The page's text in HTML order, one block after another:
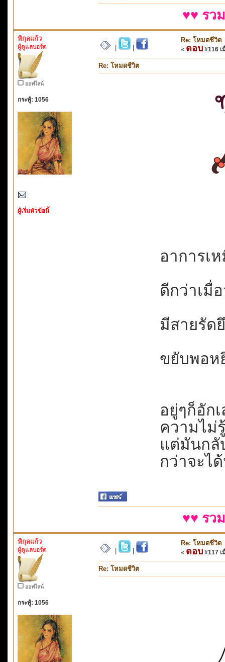
♥♥ รว
พิกุลแก้ว
ผู้ดูแลบอร์ด
ออฟไลน์
กระทู้: 1056
ผู้เริ่มหัวข้อนี้
Re: โหมดชีวิต
« ตอบ #116 เ
Re: โหมดชีวิต
อาการเ
ดีกว่าเมื่
มีสายรัด
ขยับพอห
อยู่ๆก็อัก
ความไม่
แต่มันกลั
กว่าจะไ
♥♥ รว
พิกุลแก้ว
ผู้ดูแลบอร์ด
ออฟไลน์
กระทู้: 1056
Re: โหมดชีวิต
« ตอบ #117 เ
Re: โหมดชีวิต